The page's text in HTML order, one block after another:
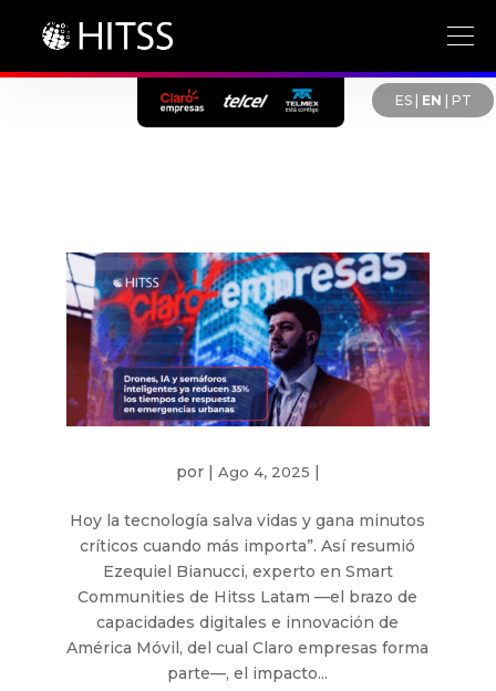
ES| EN PT
por Ago 4, 2025
Hoy la tecnología salva vidas y gana minutos
críticos cuando más importa”. Así resumió
Ezequiel Bianucci, experto en Smart
Communities de Hitss Latam —el brazo de
capacidades digitales e innovación de
América Móvil, del cual Claro empresas forma
parte—, el impacto...